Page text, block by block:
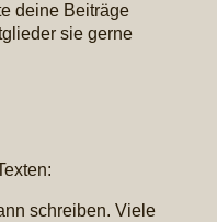
deine Beiträge
sie gerne
schreiben. Viele